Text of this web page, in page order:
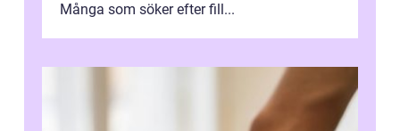
Många som söker efter fill...